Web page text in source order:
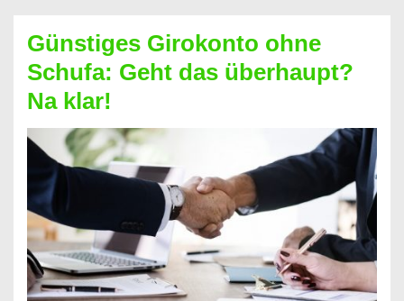
dabei
profitieren
–
So
funktioniert’s
Günstiges Girokonto ohne
Schufa: Geht das überhaupt?
Na klar!